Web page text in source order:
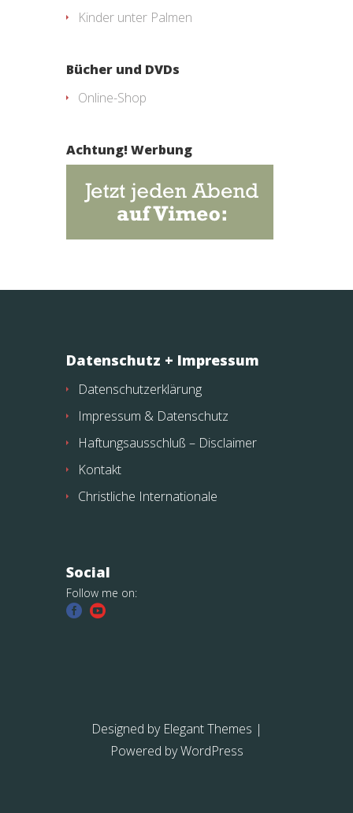
Kinder unter Palmen
Bücher und DVDs
Online-Shop
Achtung! Werbung
Datenschutz + Impressum
Datenschutzerklärung
Impressum & Datenschutz
Haftungsausschluß – Disclaimer
Kontakt
Christliche Internationale
Social
Follow me on:
Designed by Elegant Themes |
Powered byWordPress